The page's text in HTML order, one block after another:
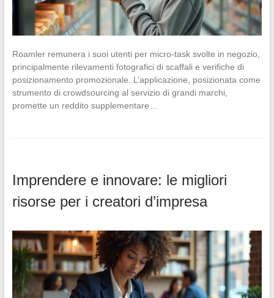
Roamler remunera i suoi utenti per micro-task svolte in negozio,
principalmente rilevamenti fotografici di scaffali e verifiche di
posizionamento promozionale. L’applicazione, posizionata come
strumento di crowdsourcing al servizio di grandi marchi,
promette un reddito supplementare…
Imprendere e innovare: le migliori
risorse per i creatori d’impresa